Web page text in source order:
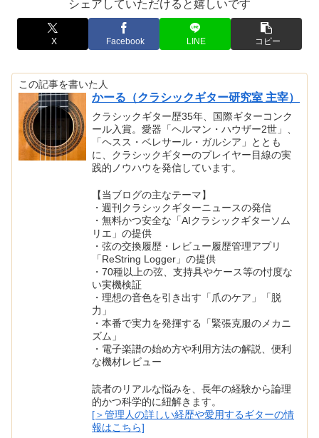
シェアしていただけると嬉しいです
X Facebook LINE コピー
この記事を書いた人
かーる（クラシックギター研究室 主宰）
クラシックギター歴35年、国際ギターコンク
ール入賞。愛器「ヘルマン・ハウザー2世」、
「ヘスス・ベレサール・ガルシア」ととも
に、クラシックギターのプレイヤー目線の実
践的ノウハウを発信しています。
【当ブログの主なテーマ】
・週刊クラシックギターニュースの発信
・無料かつ安全な「AIクラシックギターソム
リエ」の提供
・弦の交換履歴・レビュー履歴管理アプリ
「ReString Logger」の提供
・70種以上の弦、支持具やケース等の忖度な
い実機検証
・理想の音色を引き出す「爪のケア」「脱
力」
・本番で実力を発揮する「緊張克服のメカニ
ズム」
・電子楽譜の始め方や利用方法の解説、便利
な機材レビュー
読者のリアルな悩みを、長年の経験から論理
的かつ科学的に紐解きます。
[＞管理人の詳しい経歴や愛用するギターの情
報はこちら]